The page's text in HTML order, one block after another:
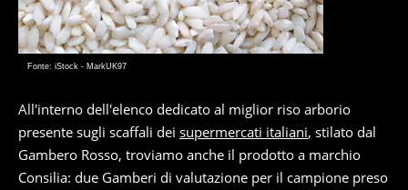
Fonte: iStock - MarkUK97
All'interno dell'elenco dedicato al miglior riso arborio
presente sugli scaffali dei supermercati italiani, stilato dal
Gambero Rosso, troviamo anche il prodotto a marchio
Consilia: due Gamberi di valutazione per il campione preso